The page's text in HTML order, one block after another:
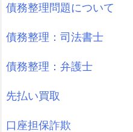
債務整理問題について
債務整理：司法書士
債務整理：弁護士
先払い買取
口座担保詐欺